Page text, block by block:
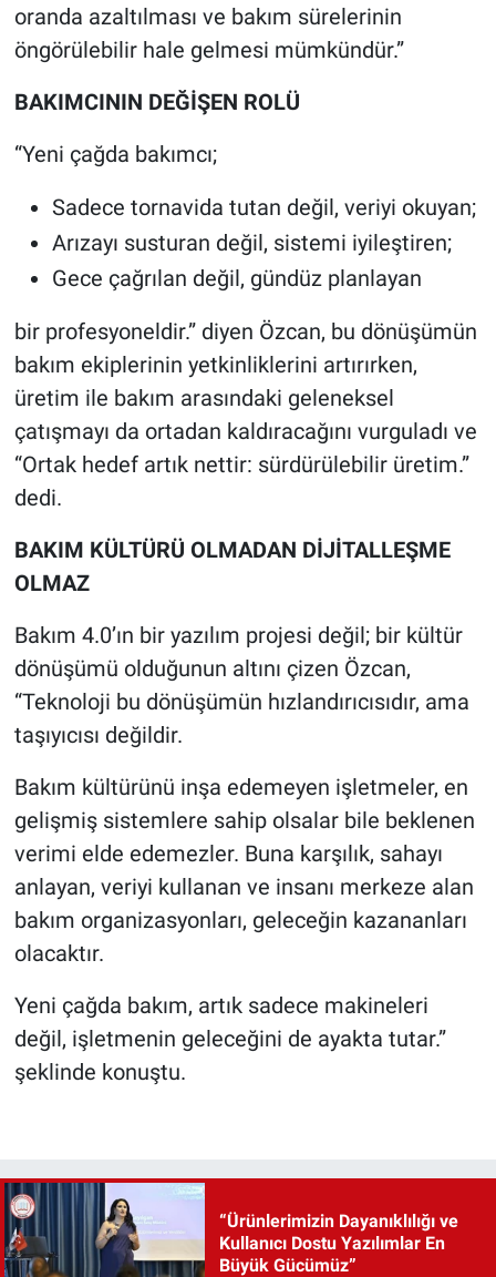
oranda azaltılması ve bakım sürelerinin
öngörülebilir hale gelmesi mümkündür.”
BAKIMCININ DEĞİŞEN ROLÜ
“Yeni çağda bakımcı;
Sadece tornavida tutan değil, veriyi okuyan;
Arızayı susturan değil, sistemi iyileştiren;
Gece çağrılan değil, gündüz planlayan
bir profesyoneldir.” diyen Özcan, bu dönüşümün
bakım ekiplerinin yetkinliklerini artırırken,
üretim ile bakım arasındaki geleneksel
çatışmayı da ortadan kaldıracağını vurguladı ve
“Ortak hedef artık nettir: sürdürülebilir üretim.”
dedi.
BAKIM KÜLTÜRÜ OLMADAN DİJİTALLEŞME
OLMAZ
Bakım 4.0’ın bir yazılım projesi değil; bir kültür
dönüşümü olduğunun altını çizen Özcan,
“Teknoloji bu dönüşümün hızlandırıcısıdır, ama
taşıyıcısı değildir.
Bakım kültürünü inşa edemeyen işletmeler, en
gelişmiş sistemlere sahip olsalar bile beklenen
verimi elde edemezler. Buna karşılık, sahayı
anlayan, veriyi kullanan ve insanı merkeze alan
bakım organizasyonları, geleceğin kazananları
olacaktır.
Yeni çağda bakım, artık sadece makineleri
değil, işletmenin geleceğini de ayakta tutar.”
şeklinde konuştu.
“Ürünlerimizin Dayanıklılığı ve
Kullanıcı Dostu Yazılımlar En
Büyük Gücümüz”